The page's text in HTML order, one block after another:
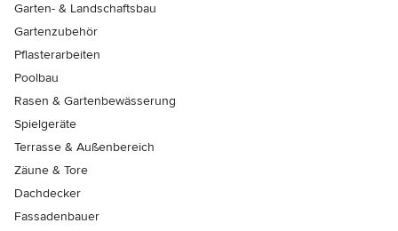
Garten- & Landschaftsbau
Gartenzubehör
Pflasterarbeiten
Poolbau
Rasen & Gartenbewässerung
Spielgeräte
Terrasse & Außenbereich
Zäune & Tore
Dachdecker
Fassadenbauer